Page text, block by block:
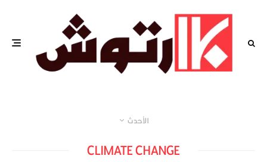
الأحدث
CLIMATE CHANGE